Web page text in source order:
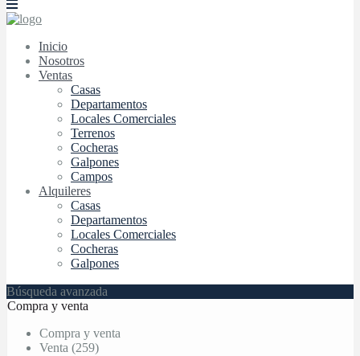
Inicio
Nosotros
Ventas
Casas
Departamentos
Locales Comerciales
Terrenos
Cocheras
Galpones
Campos
Alquileres
Casas
Departamentos
Locales Comerciales
Cocheras
Galpones
Búsqueda avanzada
Compra y venta
Compra y venta
Venta (259)